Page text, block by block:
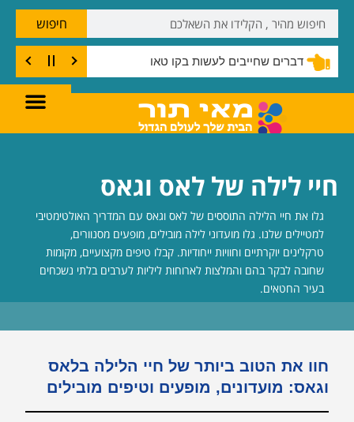
דברים שחייבים לעשות בקו טאו
חיפוש
חיי לילה של לאס וגאס
גלו את חיי הלילה התוססים של לאס וגאס עם המדריך האולטימטיבי
למטיילים שלנו. גלו מועדוני לילה מובילים, מופעים מסנוורים,
טרקלינים יוקרתיים וחוויות ייחודיות. קבלו טיפים מקצועיים, מקומות
שחובה לבקר בהם והמלצות לארוחות ליליות לערבים בלתי נשכחים
בעיר החטאים.
חוו את הטוב ביותר של חיי הלילה בלאס
וגאס: מועדונים, מופעים וטיפים מובילים